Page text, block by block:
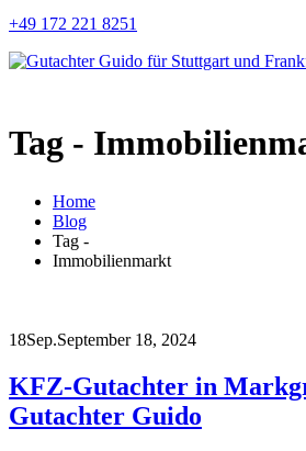
+49 172 221 8251
Tag -
Home
Blog
Tag -
Immobilienmarkt
18Sep.September 18, 2024
KFZ-Gutachter in
Gutachter Guido